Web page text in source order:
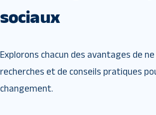
sociaux
Explorons chacun des avantages de
recherches et de conseils pratiques
changement.